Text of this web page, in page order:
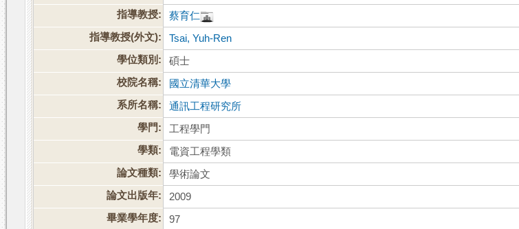
指導教授:
蔡育仁
指導教授(外文):
Tsai, Yuh-Ren
學位類別:
碩士
校院名稱:
國立清華大學
系所名稱:
通訊工程研究所
學門:
工程學門
學類:
電資工程學類
論文種類:
學術論文
論文出版年:
2009
畢業學年度:
97